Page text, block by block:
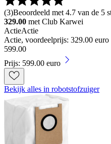
(3)Beoordeeld met 4.7 van de 5
329.00 met Club Karwei
ActieActie
Actie, voordeelprijs: 329.00
599.00
Prijs: 599.00 euro
Bekijk alles in robotstofzuiger